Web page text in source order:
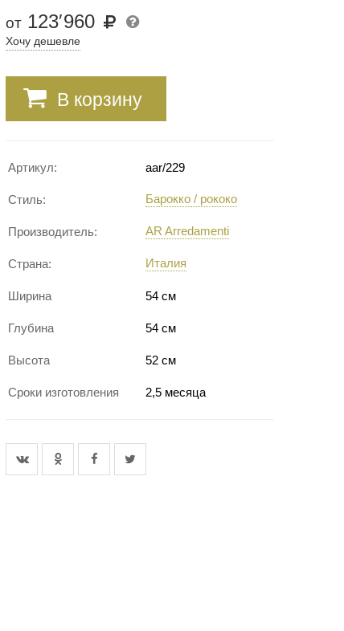
от 123′960
Хочу дешевле
В корзину
Артикул: aar/229
Стиль: Барокко / рококо
Производитель: AR Arredamenti
Страна: Италия
Ширина 54 см
Глубина 54 см
Высота 52 см
Сроки изготовления 2,5 месяца